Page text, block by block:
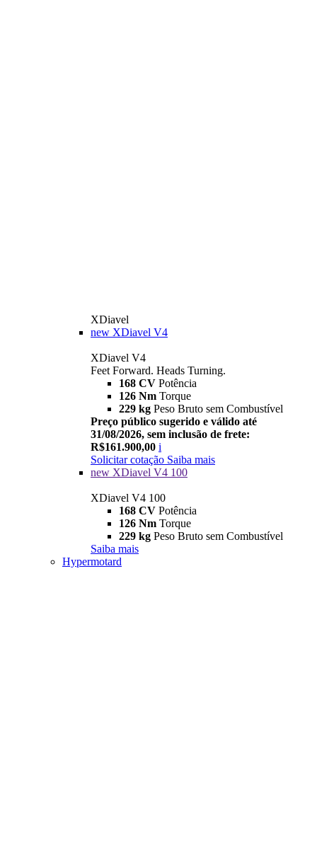
XDiavel
new XDiavel V4
XDiavel V4
Feet Forward. Heads Turning.
168 CV Potência
126 Nm Torque
229 kg Peso Bruto sem Combustível
Preço público sugerido e válido até
31/08/2026, sem inclusão de frete:
R$161.900,00 i
Solicitar cotação Saiba mais
new XDiavel V4 100
XDiavel V4 100
168 CV Potência
126 Nm Torque
229 kg Peso Bruto sem Combustível
Saiba mais
Hypermotard